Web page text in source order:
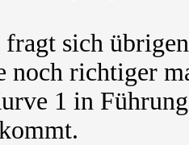
sich
noch richtiger
1 in Führung